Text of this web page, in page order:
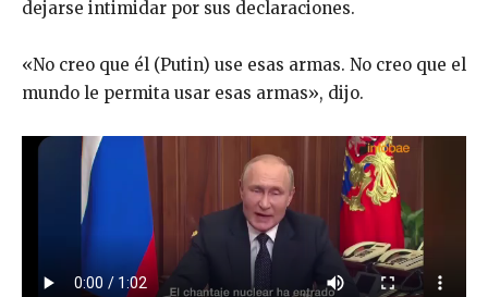
dejarse intimidar por sus declaraciones.
«No creo que él (Putin) use esas armas. No creo que el
mundo le permita usar esas armas», dijo.